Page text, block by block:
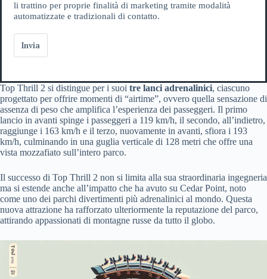
li trattino per proprie finalità di marketing tramite modalità
automatizzate e tradizionali di contatto.
Invia
Top Thrill 2 si distingue per i suoi tre lanci adrenalinici, ciascuno
progettato per offrire momenti di “airtime”, ovvero quella sensazione di
assenza di peso che amplifica l’esperienza dei passeggeri. Il primo
lancio in avanti spinge i passeggeri a 119 km/h, il secondo, all’indietro,
raggiunge i 163 km/h e il terzo, nuovamente in avanti, sfiora i 193
km/h, culminando in una guglia verticale di 128 metri che offre una
vista mozzafiato sull’intero parco.
Il successo di Top Thrill 2 non si limita alla sua straordinaria ingegneria
ma si estende anche all’impatto che ha avuto su Cedar Point, noto
come uno dei parchi divertimenti più adrenalinici al mondo. Questa
nuova attrazione ha rafforzato ulteriormente la reputazione del parco,
attirando appassionati di montagne russe da tutto il globo.